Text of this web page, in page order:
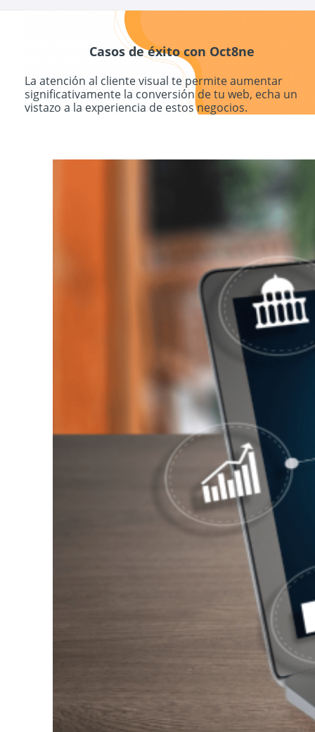
Casos de éxito con Oct8ne
La atención al cliente visual te permite aumentar
significativamente la conversión de tu web, echa un
vistazo a la experiencia de estos negocios.